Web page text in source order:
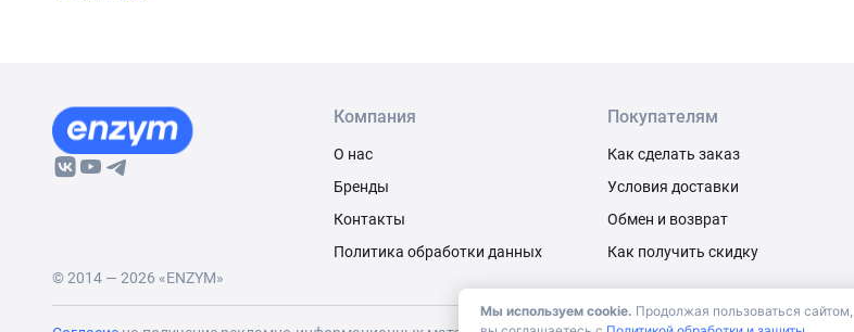
Мы используем cookie. Продолжая пользоваться сайтом,
© 2014 — 2026 «ENZYM»
Компания
О нас
Бренды
Контакты
Политика обработки данных
Покупателям
Как сделать заказ
Условия доставки
Обмен и возврат
Как получить скидку